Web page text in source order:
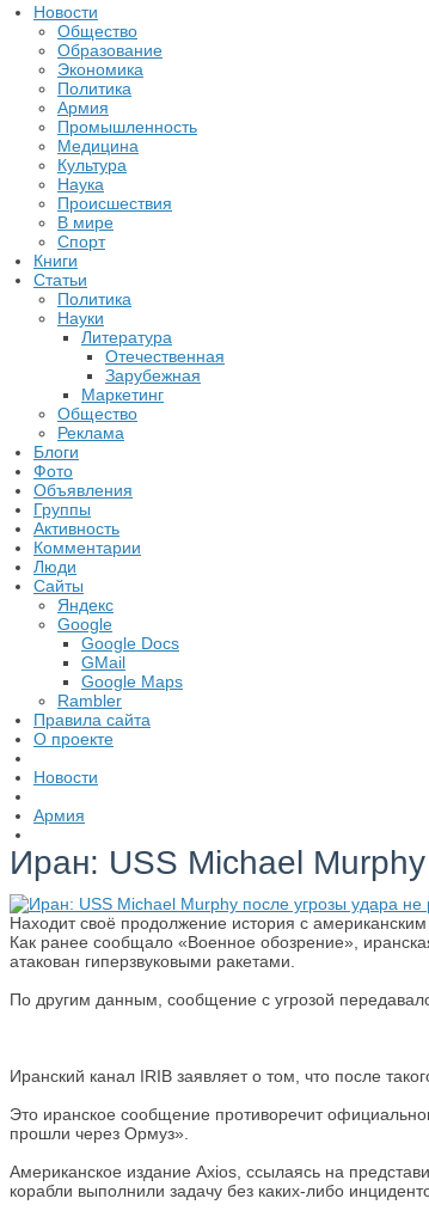
Новости
Общество
Образование
Экономика
Политика
Армия
Промышленность
Медицина
Культура
Наука
Происшествия
В мире
Спорт
Книги
Статьи
Политика
Науки
Литература
Отечественная
Зарубежная
Маркетинг
Общество
Реклама
Блоги
Фото
Объявления
Группы
Активность
Комментарии
Люди
Сайты
Яндекс
Google
Google Docs
GMail
Google Maps
Rambler
Правила сайта
О проекте
Новости
Армия
Иран: USS Michael
Находит своё продолжение история с
Как ранее сообщало «Военное обозрение»,
атакован гиперзвуковыми ракетами.
По другим данным, сообщение с угрозой
Иранский канал IRIB заявляет о том, что после
Это иранское сообщение противоречит
прошли через Ормуз».
Американское издание Axios, ссылаясь на
корабли выполнили задачу без каких-либо